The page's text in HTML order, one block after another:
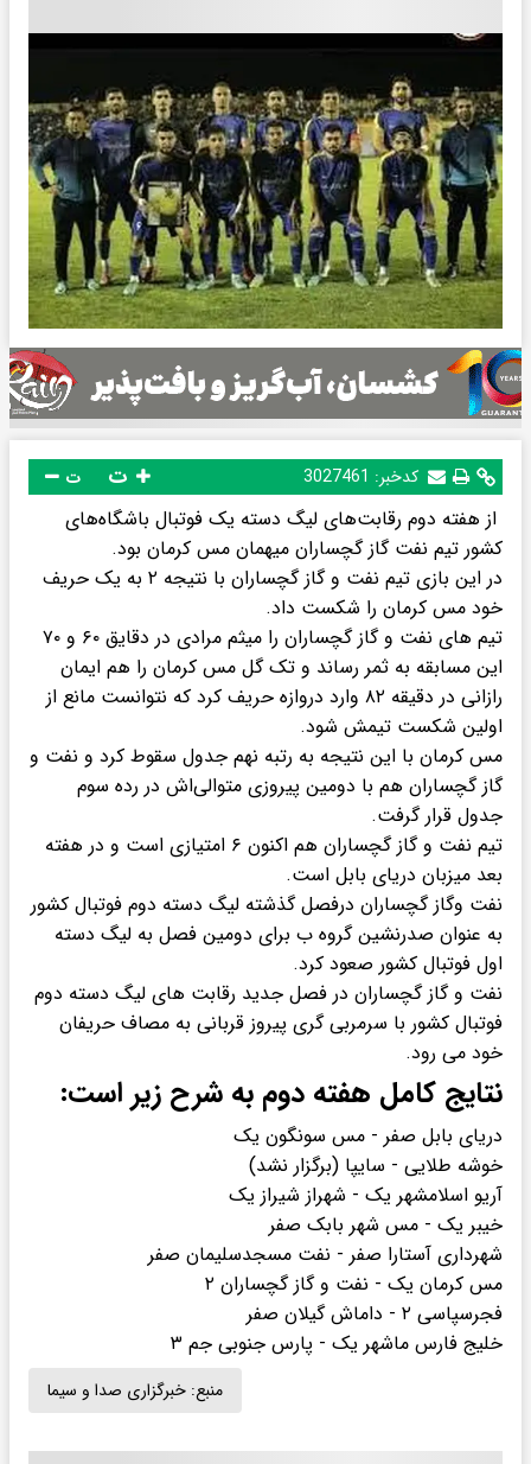
کدخبر: 3027461 ت
از هفته دوم رقابت‌های لیگ دسته یک فوتبال باشگاه‌های
کشور تیم نفت گاز گچساران میهمان مس کرمان بود.
در این بازی تیم نفت و گاز گچساران با نتیجه ۲ به یک حریف
خود مس کرمان را شکست داد.
تیم های نفت و گاز گچساران را میثم مرادی در دقایق ۶۰ و ۷۰
این مسابقه به ثمر رساند و تک گل مس کرمان را هم ایمان
رازانی در دقیقه ۸۲ وارد دروازه حریف کرد که نتوانست مانع از
اولین شکست تیمش شود.
مس کرمان با این نتیجه به رتبه نهم جدول سقوط کرد و نفت و
گاز گچساران هم با دومین پیروزی متوالی‌اش در رده سوم
جدول قرار گرفت.
تیم نفت و گاز گچساران هم اکنون ۶ امتیازی است و در هفته
بعد میزبان دریای بابل است.
نفت وگاز گچساران درفصل گذشته لیگ دسته دوم فوتبال کشور
به عنوان صدرنشین گروه ب برای دومین فصل به لیگ دسته
اول فوتبال کشور صعود کرد.
نفت و گاز گچساران در فصل جدید رقابت های لیگ دسته دوم
فوتبال کشور با سرمربی گری پیروز قربانی به مصاف حریفان
خود می رود.
نتایج کامل هفته دوم به شرح زیر است:
دریای بابل صفر - مس سونگون یک
خوشه طلایی - سایپا (برگزار نشد)
آریو اسلامشهر یک - شهراز شیراز یک
خیبر یک - مس شهر بابک صفر
شهرداری آستارا صفر - نفت مسجدسلیمان صفر
مس کرمان یک - نفت و گاز گچساران ۲
فجرسپاسی ۲ - داماش گیلان صفر
خلیج فارس ماشهر یک - پارس جنوبی جم ۳
منبع: خبرگزاری صدا و سیما